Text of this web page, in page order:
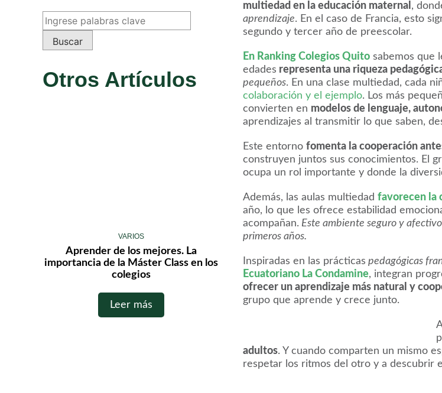
Otros Artículos
VARIOS
Aprender de los mejores. La
importancia de la Máster Class en los
colegios
Leer más
multiedad en la educación maternal ,
aprendizaje. En el caso de Francia, esto
segundo y tercer año de preescolar.
En Ranking Colegios Quito sabemos que
edades representa una riqueza
pequeños. En una clase multiedad, cada
colaboración y el ejemplo. Los más
convierten en modelos de lenguaje,
aprendizajes al transmitir lo que saben,
Este entorno fomenta la cooperación
construyen juntos sus conocimientos. El
ocupa un rol importante y donde la
Además, las aulas multiedad favorecen la
año, lo que les ofrece estabilidad
acompañan. Este ambiente seguro y afectivo
primeros años.
Inspiradas en las prácticas pedagógicas
Ecuatoriano La Condamine, integran
ofrecer un aprendizaje más natural y
grupo que aprende y crece junto.
adultos. Y cuando comparten un mismo
respetar los ritmos del otro y a descubrir